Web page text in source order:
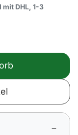
mit DHL, 1-3